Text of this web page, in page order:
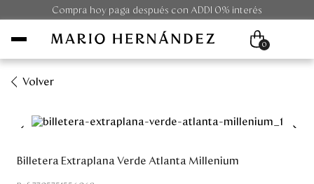
Compra hoy paga después con ADDI 0% interés
Unisex
0
Volver
Billetera Extraplana Verde Atlanta Millenium